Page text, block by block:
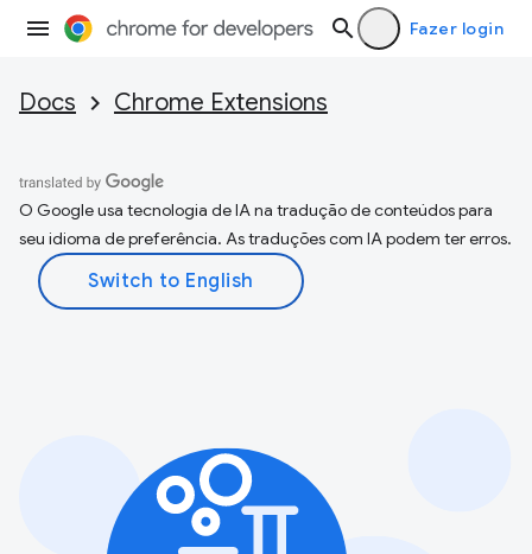
Fazer login
Docs Chrome Extensions
O Google usa tecnologia de IA na tradução de conteúdos para
seu idioma de preferência. As traduções com IA podem ter erros.